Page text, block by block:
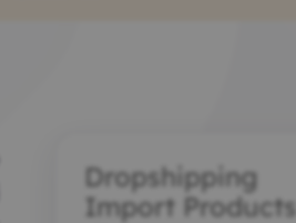
Dropshipping
Import Products